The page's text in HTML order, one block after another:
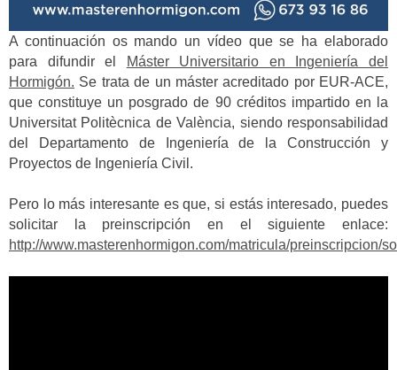
A continuación os mando un vídeo que se ha elaborado
para difundir el
Máster Universitario en Ingeniería del
Hormigón. Se trata de un máster acreditado por EUR-ACE,
que constituye un posgrado de 90 créditos impartido en la
Universitat Politècnica de València, siendo responsabilidad
del Departamento de Ingeniería de la Construcción y
Proyectos de Ingeniería Civil.
Pero lo más interesante es que, si estás interesado, puedes
solicitar la preinscripción en el siguiente enlace:
http://www.masterenhormigon.com/matricula/preinscripcion/